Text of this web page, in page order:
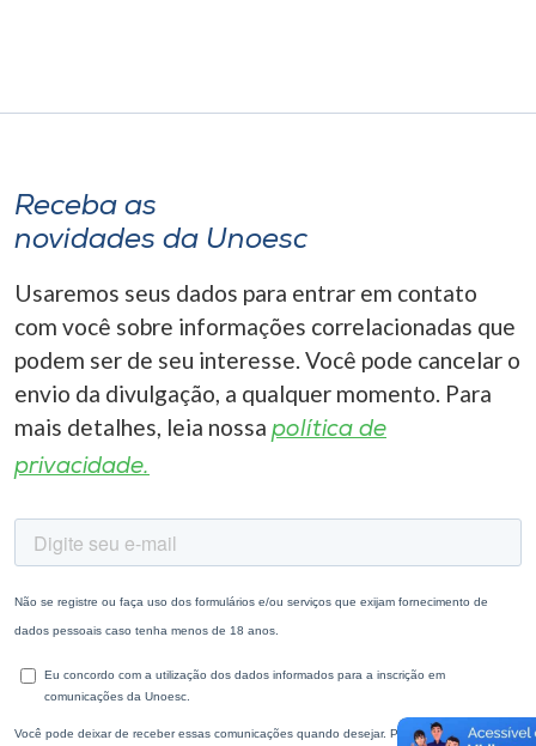
A-
Receba as
novidades da Unoesc
Usaremos seus dados para entrar em contato
com você sobre informações correlacionadas que
podem ser de seu interesse. Você pode cancelar o
envio da divulgação, a qualquer momento. Para
mais detalhes, leia nossa política de
privacidade.